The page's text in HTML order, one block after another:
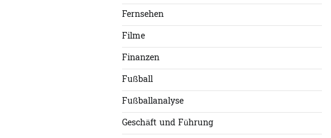
Fernsehen
Filme
Finanzen
Fußball
Fußballanalyse
Geschäft und Führung